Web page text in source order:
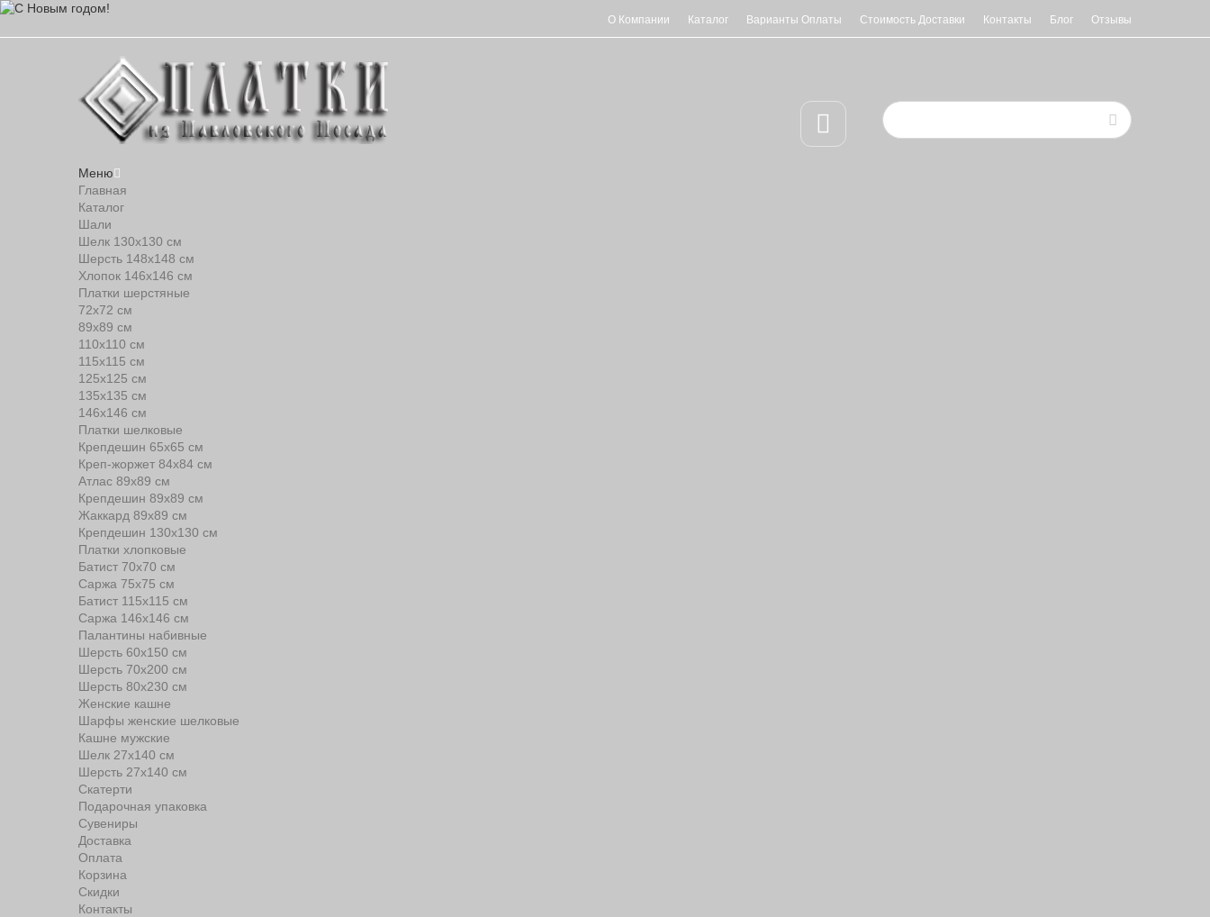
О Компании Каталог Варианты Оплаты Стоимость Доставки Контакты Блог Отзывы
Меню
Главная
Каталог
Шали
Шелк 130х130 см
Шерсть 148х148 см
Хлопок 146х146 см
Платки шерстяные
72х72 см
89х89 см
110х110 см
115х115 см
125х125 см
135х135 см
146х146 см
Платки шелковые
Крепдешин 65х65 см
Креп-жоржет 84х84 см
Атлас 89х89 см
Крепдешин 89х89 см
Жаккард 89х89 см
Крепдешин 130х130 см
Платки хлопковые
Батист 70х70 см
Саржа 75х75 см
Батист 115х115 см
Саржа 146х146 см
Палантины набивные
Шерсть 60х150 см
Шерсть 70х200 см
Шерсть 80х230 см
Женские кашне
Шарфы женские шелковые
Кашне мужские
Шелк 27х140 см
Шерсть 27х140 см
Скатерти
Подарочная упаковка
Сувениры
Доставка
Оплата
Корзина
Скидки
Контакты